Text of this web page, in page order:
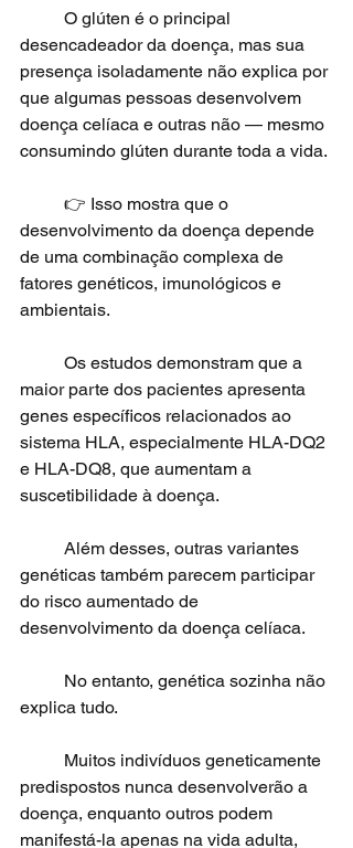
desencadeador da doença, mas sua
presença isoladamente não explica por
que algumas pessoas desenvolvem
doença celíaca e outras não — mesmo
consumindo glúten durante toda a vida.
desenvolvimento da doença depende
de uma combinação complexa de
fatores genéticos, imunológicos e
ambientais.
maior parte dos pacientes apresenta
genes específicos relacionados ao
sistema HLA, especialmente HLA-DQ2
e HLA-DQ8, que aumentam a
suscetibilidade à doença.
genéticas também parecem participar
do risco aumentado de
desenvolvimento da doença celíaca.
explica tudo.
predispostos nunca desenvolverão a
doença, enquanto outros podem
manifestá-la apenas na vida adulta,